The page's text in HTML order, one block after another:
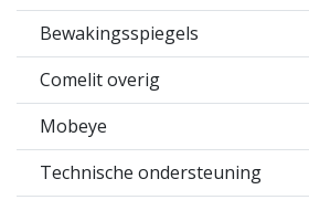
Bewakingsspiegels
Comelit overig
Mobeye
Technische ondersteuning